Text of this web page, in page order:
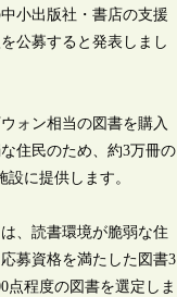
小出版社・書店の支援
公募すると発表しまし
ォン相当の図書を購入
住民のため、約3万冊の
設に提供します。
、読書環境が脆弱な住
募資格を満たした図書3
点程度の図書を選定しま